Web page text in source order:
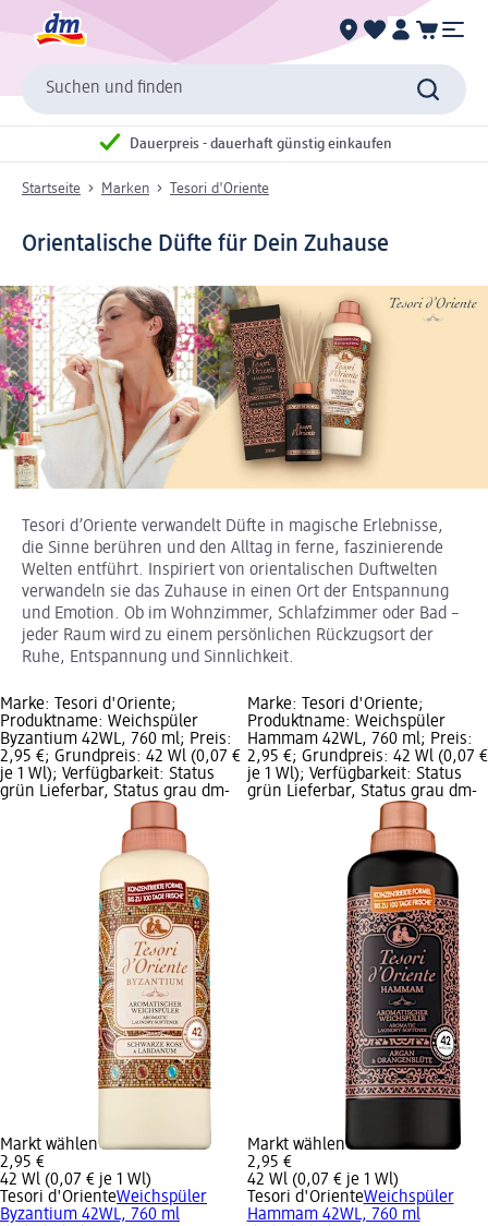
Suchen und finden
Dauerpreis - dauerhaft günstig einkaufen
Startseite Marken Tesori d'Oriente
Orientalische Düfte für Dein Zuhause
Tesori d’Oriente verwandelt Düfte in magische Erlebnisse,
die Sinne berühren und den Alltag in ferne, faszinierende
Welten entführt. Inspiriert von orientalischen Duftwelten
verwandeln sie das Zuhause in einen Ort der Entspannung
und Emotion. Ob im Wohnzimmer, Schlafzimmer oder Bad –
jeder Raum wird zu einem persönlichen Rückzugsort der
Ruhe, Entspannung und Sinnlichkeit.
Marke: Tesori d'Oriente;
Produktname: Weichspüler
Byzantium 42WL, 760 ml; Preis:
2,95 €; Grundpreis: 42 Wl (0,07 €
je 1 Wl); Verfügbarkeit: Status
grün Lieferbar, Status grau dm-
Markt wählen
2,95 €
42 Wl (0,07 € je 1 Wl)
Tesori d'OrienteWeichspüler
Byzantium 42WL, 760 ml
Marke: Tesori d'Oriente;
Produktname: Weichspüler
Hammam 42WL, 760 ml; Preis:
2,95 €; Grundpreis: 42 Wl (0,07 €
je 1 Wl); Verfügbarkeit: Status
grün Lieferbar, Status grau dm-
Markt wählen
2,95 €
42 Wl (0,07 € je 1 Wl)
Tesori d'OrienteWeichspüler
Hammam 42WL, 760 ml